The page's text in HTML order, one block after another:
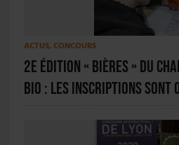
ACTUS, CONCOURS
2e édition « Bières » du
Bio : les inscriptions sont